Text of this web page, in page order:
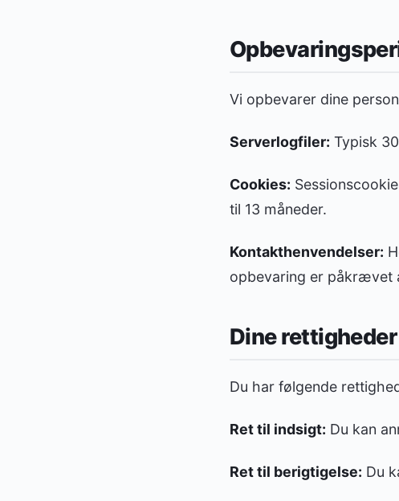
Vi opbevarer dine
Serverlogfiler: Typisk
Cookies:
til 13 måneder.
Kontakthenvendelser:
opbevaring er påkrævet
Dine rettigheder
Du har følgende
Ret til indsigt: Du kan
Ret til berigtigelse: Du